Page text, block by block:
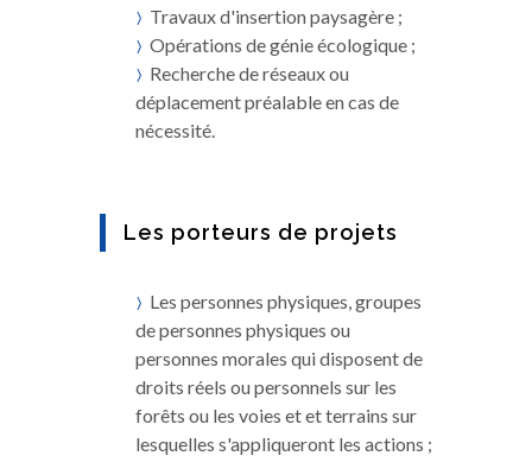
Travaux d'insertion paysagère ;
Opérations de génie écologique ;
Recherche de réseaux ou
déplacement préalable en cas de
nécessité.
Les porteurs de projets
Les personnes physiques, groupes
de personnes physiques ou
personnes morales qui disposent de
droits réels ou personnels sur les
forêts ou les voies et et terrains sur
lesquelles s'appliqueront les actions ;